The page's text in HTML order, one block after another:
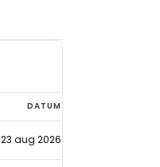
DATUM
23 aug 2026